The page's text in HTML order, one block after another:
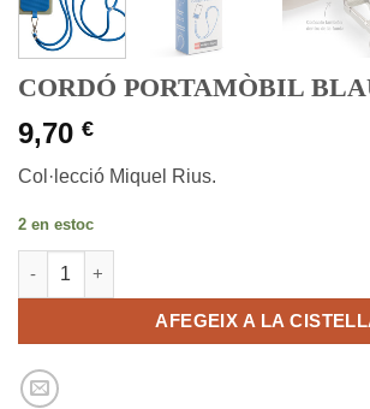
CORDÓ PORTAMÒBIL
9,70 €
Col·lecció Miquel Rius.
2 en estoc
quantitat de CORDÓ PORTAMÒBIL BLAU
AFEGEIX A LA